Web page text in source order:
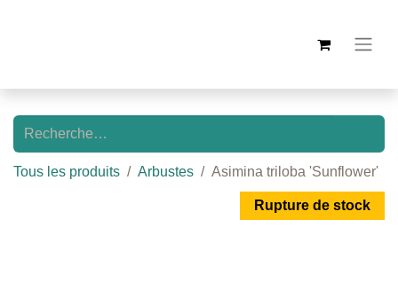
Tous les produits Arbustes Asimina triloba 'Sunflower'
Rupture de stock